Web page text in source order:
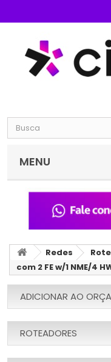
MENU
Redes
com 2 FE w/1 NME/4
ADICIONAR AO
ROTEADORES